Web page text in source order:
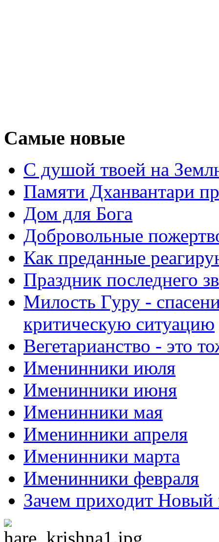
Самые новые
С душой твоей на
Памяти Дханвантари
Дом для Бога
Добровольные
Как преданные
Праздник последнего
Милость Гуру -
критическую ситуацию
Вегетарианство - это
Именинники июля
Именинники июня
Именинники мая
Именинники апреля
Именинники марта
Именинники февраля
Зачем приходит Новый